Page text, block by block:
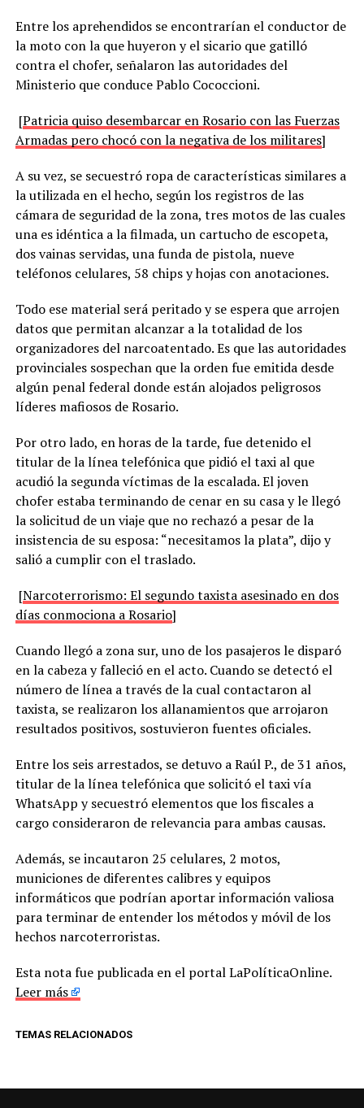
Entre los aprehendidos se encontrarían el conductor de
la moto con la que huyeron y el sicario que gatilló
contra el chofer, señalaron las autoridades del
Ministerio que conduce Pablo Cococcioni.
[Patricia quiso desembarcar en Rosario con las Fuerzas
Armadas pero chocó con la negativa de los militares]
A su vez, se secuestró ropa de características similares a
la utilizada en el hecho, según los registros de las
cámara de seguridad de la zona, tres motos de las cuales
una es idéntica a la filmada, un cartucho de escopeta,
dos vainas servidas, una funda de pistola, nueve
teléfonos celulares, 58 chips y hojas con anotaciones.
Todo ese material será peritado y se espera que arrojen
datos que permitan alcanzar a la totalidad de los
organizadores del narcoatentado. Es que las autoridades
provinciales sospechan que la orden fue emitida desde
algún penal federal donde están alojados peligrosos
líderes mafiosos de Rosario.
Por otro lado, en horas de la tarde, fue detenido el
titular de la línea telefónica que pidió el taxi al que
acudió la segunda víctimas de la escalada. El joven
chofer estaba terminando de cenar en su casa y le llegó
la solicitud de un viaje que no rechazó a pesar de la
insistencia de su esposa: “necesitamos la plata”, dijo y
salió a cumplir con el traslado.
[Narcoterrorismo: El segundo taxista asesinado en dos
días conmociona a Rosario]
Cuando llegó a zona sur, uno de los pasajeros le disparó
en la cabeza y falleció en el acto. Cuando se detectó el
número de línea a través de la cual contactaron al
taxista, se realizaron los allanamientos que arrojaron
resultados positivos, sostuvieron fuentes oficiales.
Entre los seis arrestados, se detuvo a Raúl P., de 31 años,
titular de la línea telefónica que solicitó el taxi vía
WhatsApp y secuestró elementos que los fiscales a
cargo consideraron de relevancia para ambas causas.
Además, se incautaron 25 celulares, 2 motos,
municiones de diferentes calibres y equipos
informáticos que podrían aportar información valiosa
para terminar de entender los métodos y móvil de los
hechos narcoterroristas.
Esta nota fue publicada en el portal LaPolíticaOnline.
Leer más
TEMAS RELACIONADOS